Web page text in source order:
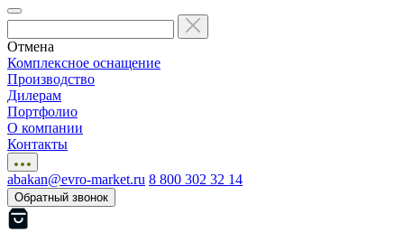
Отмена
Комплексное оснащение
Производство
Дилерам
Портфолио
О компании
Контакты
abakan@evro-market.ru 8 800 302 32 14
Обратный звонок